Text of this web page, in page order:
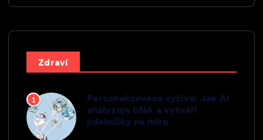
Zdraví
1
Personalizovaná výživa: Jak AI
analyzuje DNA a vytváří
jídelníčky na míru